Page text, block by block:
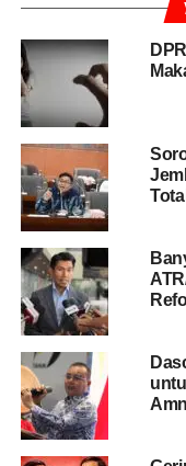
pas bagi Partai
sampaikan mohon
Senin, (13/5/2019).
“Kami juga mohon
dan tindakan yang
partai lain,”
BACA JUGA
Ganjil Genap
Koalisi Indonesia
parpol yaitu
masih solid dan
Total